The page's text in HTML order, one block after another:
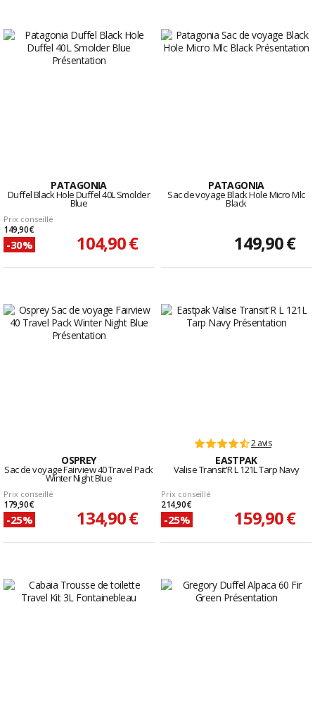
PATAGONIA
Duffel Black Hole Duffel 40L Smolder
Blue
Prix conseillé
149,90 €
-30% 104,90 €
PATAGONIA
Sac de voyage Black Hole Micro Mlc
Black
149,90 €
OSPREY
Sac de voyage Fairview 40 Travel Pack
Winter Night Blue
Prix conseillé
179,90 €
-25% 134,90 €
2 avis
EASTPAK
Valise Transit'R L 121L Tarp Navy
Prix conseillé
214,90 €
-25% 159,90 €